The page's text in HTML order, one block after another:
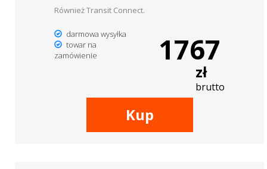
Również Transit Connect.
darmowa wysyłka
towar na
zamówienie
1767
zł
brutto
Kup